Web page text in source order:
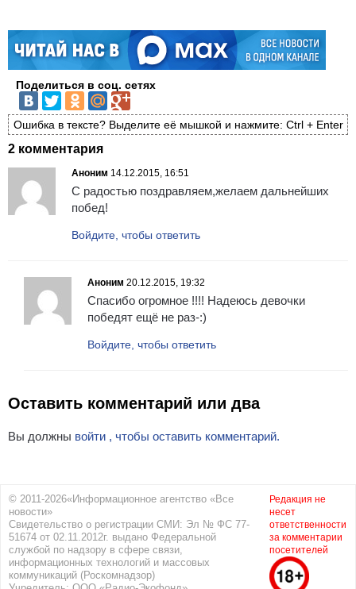
Поделиться в соц. сетях
Ошибка в тексте? Выделите её мышкой и нажмите: Ctrl + Enter
2 комментария
Аноним 14.12.2015, 16:51
С радостью поздравляем,желаем дальнейших
побед!
Войдите, чтобы ответить
Аноним 20.12.2015, 19:32
Спасибо огромное !!!! Надеюсь девочки
победят ещё не раз-:)
Войдите, чтобы ответить
Оставить комментарий или два
Вы должны войти , чтобы оставить комментарий.
© 2011-2026«Информационное агентство «Все
новости»
Свидетельство о регистрации СМИ: Эл № ФС 77-
51674 от 02.11.2012г. выдано Федеральной
службой по надзору в сфере связи,
информационных технологий и массовых
коммуникаций (Роскомнадзор)
Редакция не
несет
ответственности
за комментарии
посетителей